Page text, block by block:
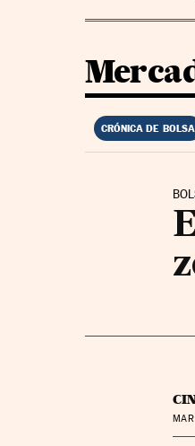
CRÓNICA DE BOLSA
MAR